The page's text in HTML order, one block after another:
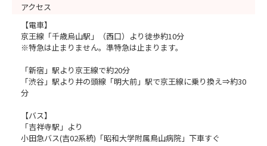
アクセス
【電車】
京王線「千歳烏山駅」（西口）より徒歩約10分
※特急は止まりません。準特急は止まります。
「新宿」駅より京王線で約20分
「渋谷」駅より井の頭線「明大前」駅で京王線に乗り換え⇒約30
分
【バス】
「吉祥寺駅」より
小田急バス(吉02系統)「昭和大学附属鳥山病院」下車すぐ